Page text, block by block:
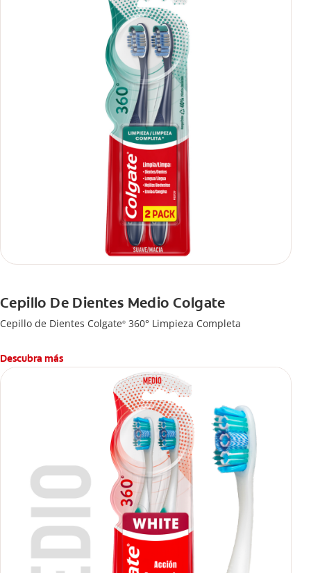
Cepillo De Dientes Medio Colgate
Cepillo de Dientes Colgate® 360° Limpieza Completa
Descubra más